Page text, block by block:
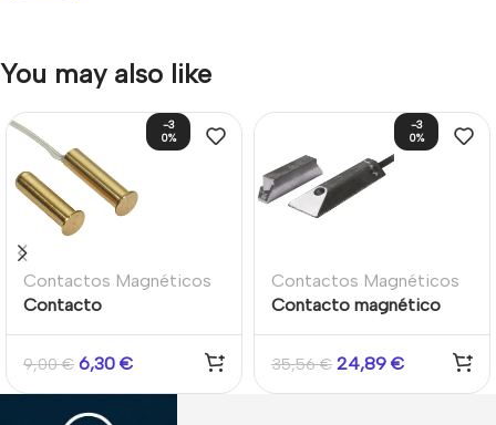
You may also like
-3
0%
Contactos Magnéticos
Contacto
latón 7,5 mm cableado
para montaje empotrado
9,00€ 6,30 €
-3
0%
Contactos Magnéticos
Contacto magnético
cableado Carcasa
aluminio Grado 2
Superficie persianas y
35,56€ 24,89 €